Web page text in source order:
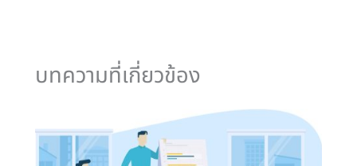
บทความที่เกี่ยวข้อง